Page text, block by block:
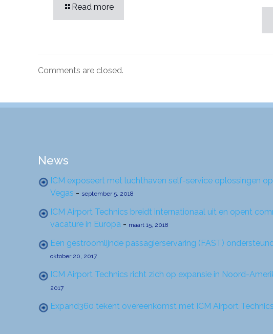
Read more
Comments are closed.
News
ICM exposeert met luchthaven self-service oplossingen
Vegas - september 5, 2018
ICM Airport Technics breidt internationaal uit en opent
vacature in Europa - maart 15, 2018
Een gestroomlijnde passagierservaring (FAST)
oktober 20, 2017
ICM Airport Technics richt zich op expansie in Noord-
2017
Expand360 tekent overeenkomst met ICM Airport Technics